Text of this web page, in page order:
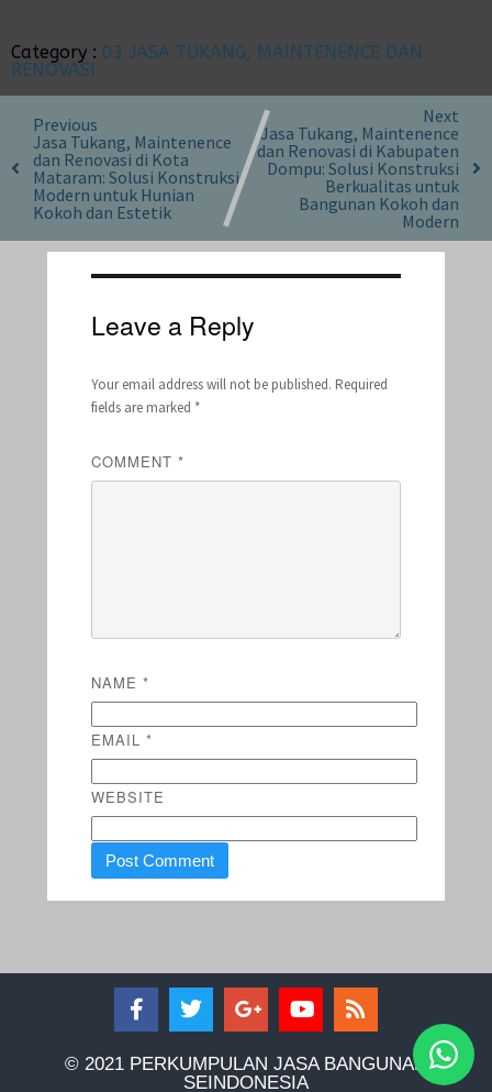
Category : 03 JASA TUKANG, MAINTENENCE DAN
RENOVASI
Previous
Jasa Tukang, Maintenence
dan Renovasi di Kota
Mataram: Solusi Konstruksi
Modern untuk Hunian
Kokoh dan Estetik
Next
Jasa Tukang, Maintenence
dan Renovasi di Kabupaten
Dompu: Solusi Konstruksi
Berkualitas untuk
Bangunan Kokoh dan
Modern
Leave a Reply
Your email address will not be published. Required
fields are marked *
COMMENT *
NAME *
EMAIL *
WEBSITE
© 2021 PERKUMPULAN JASA BANGUNAN
SEINDONESIA